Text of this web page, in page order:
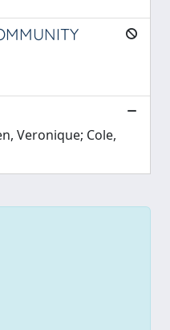
Veronique; Cole,